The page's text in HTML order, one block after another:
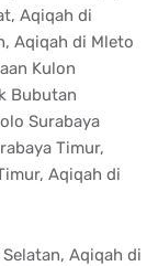
Aqiqah di
Aqiqah di Mleto
Kulon
Bubutan
Surabaya
Timur,
Aqiqah di
Aqiqah di